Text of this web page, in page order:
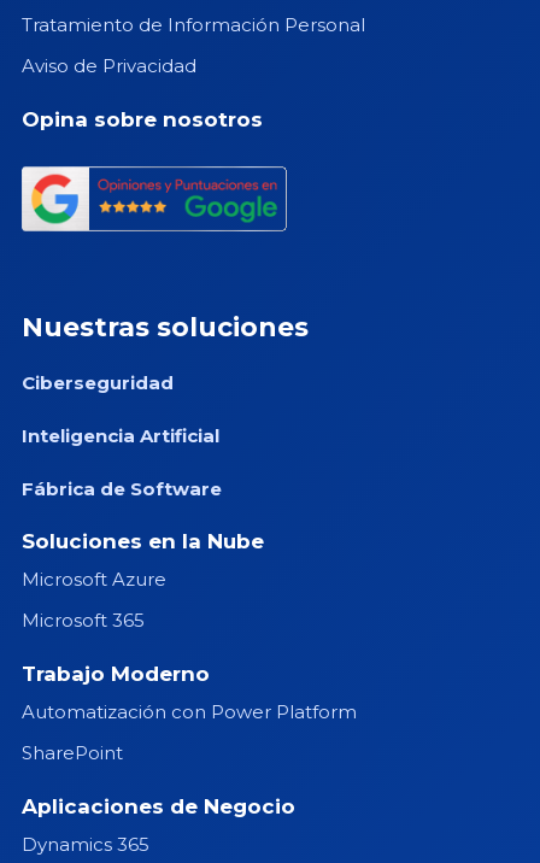
Tratamiento de Información Personal
Aviso de Privacidad
Opina sobre nosotros
Nuestras soluciones
Ciberseguridad
Inteligencia Artificial
Fábrica de Software
Soluciones en la Nube
Microsoft Azure
Microsoft 365
Trabajo Moderno
Automatización con Power Platform
SharePoint
Aplicaciones de Negocio
Dynamics 365